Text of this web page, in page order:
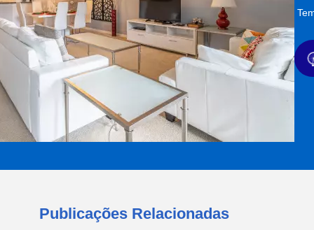
Publicações Relacionadas